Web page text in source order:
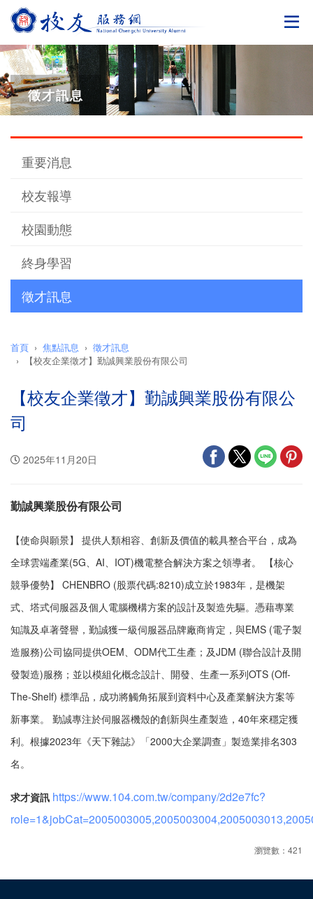
切
徵才訊息
重要消息
校友報導
校園動態
終身學習
徵才訊息
首頁 焦點訊息
徵才訊息
【校友企業徵才】勤誠興業股份有限公司
【校友企業徵才】勤誠興業股份有限公
司
2025年11月20日
勤誠興業股份有限公司
【使命與願景】 提供人類相容、創新及價值的載具整合平台，成為
全球雲端產業(5G、AI、IOT)機電整合解決方案之領導者。 【核心
競爭優勢】 CHENBRO (股票代碼:8210)成立於1983年，是機架
式、塔式伺服器及個人電腦機構方案的設計及製造先驅。憑藉專業
知識及卓著聲譽，勤誠獲一級伺服器品牌廠商肯定，與EMS (電子製
造服務)公司協同提供OEM、ODM代工生產；及JDM (聯合設計及開
發製造)服務；並以模組化概念設計、開發、生產一系列OTS (Off-
The-Shelf) 標準品，成功將觸角拓展到資料中心及產業解決方案等
新事業。 勤誠專注於伺服器機殼的創新與生產製造，40年來穩定獲
利。根據2023年《天下雜誌》「2000大企業調查」製造業排名303
名。
求才資訊 https://www.104.com.tw/company/2d2e7fc?
瀏覽數：421